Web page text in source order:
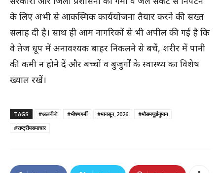
के लिए अभी से आकस्मिक कार्ययोजना तैयार करने की सख्त
सलाह दी है। साथ ही आम नागरिकों से भी अपील की गई है कि
वे तेज धूप में अनावश्यक बाहर निकलने से बचें, शरीर में पानी
की कमी न होने दें और बच्चों व बुजुर्गों के स्वास्थ्य का विशेष
ख्याल रखें।
TAGS #अलनीनो #भीषणगर्मी #मानसून_2026
#मौसमपूर्वानुमान
#राष्ट्रीयसमाचार